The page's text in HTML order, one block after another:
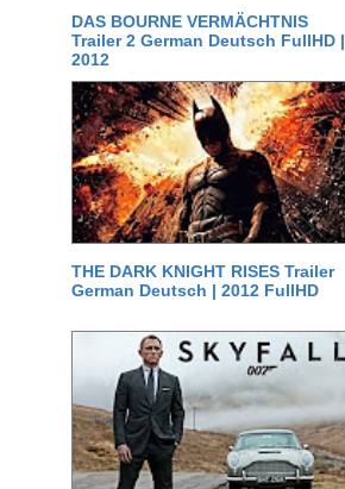
DAS BOURNE VERMÄCHTNIS
Trailer 2 German Deutsch FullHD |
2012
THE DARK KNIGHT RISES Trailer
German Deutsch | 2012 FullHD